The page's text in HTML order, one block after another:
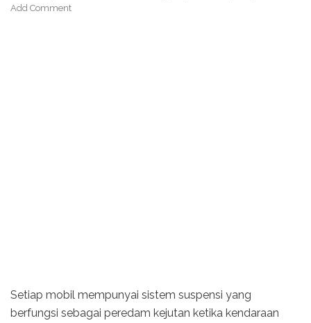
Add Comment
Setiap mobil mempunyai sistem suspensi yang
berfungsi sebagai peredam kejutan ketika kendaraan